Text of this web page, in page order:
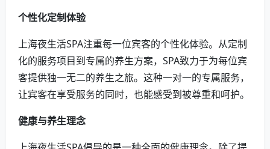
个性化定制体验
上海夜生活SPA注重每一位宾客的个性化体验。从定制
化的服务项目到专属的养生方案，SPA致力于为每位宾
客提供独一无二的养生之旅。这种一对一的专属服务，
让宾客在享受服务的同时，也能感受到被尊重和呵护。
健康与养生理念